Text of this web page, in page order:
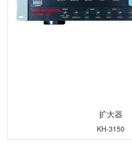
扩大器
KH-3150